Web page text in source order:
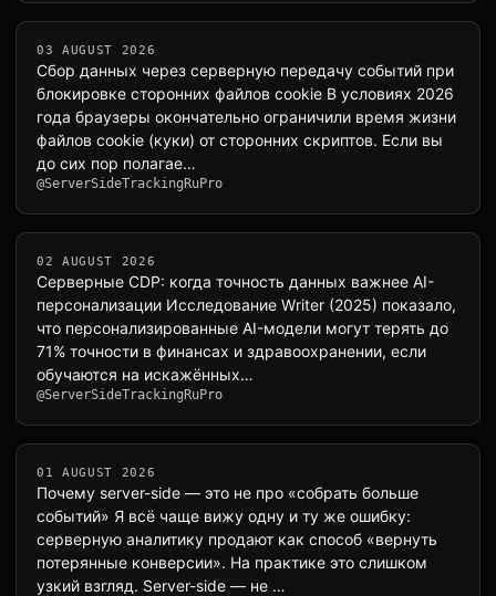
03 AUGUST 2026
Сбор данных через серверную передачу событий при
блокировке сторонних файлов cookie В условиях 2026
года браузеры окончательно ограничили время жизни
файлов cookie (куки) от сторонних скриптов. Если вы
до сих пор полагае…
@ServerSideTrackingRuPro
02 AUGUST 2026
Серверные CDP: когда точность данных важнее AI-
персонализации Исследование Writer (2025) показало,
что персонализированные AI-модели могут терять до
71% точности в финансах и здравоохранении, если
обучаются на искажённых…
@ServerSideTrackingRuPro
01 AUGUST 2026
Почему server-side — это не про «собрать больше
событий» Я всё чаще вижу одну и ту же ошибку:
серверную аналитику продают как способ «вернуть
потерянные конверсии». На практике это слишком
узкий взгляд. Server-side — не …